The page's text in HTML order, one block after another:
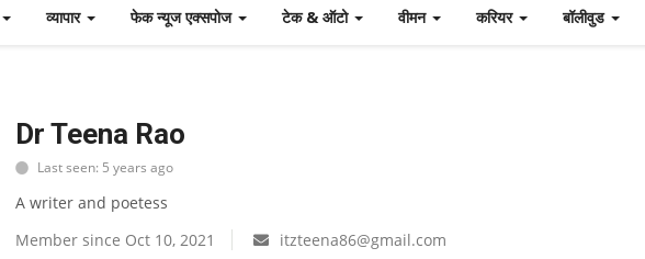
व्यापार फेक न्यूज एक्सपोज टेक & ऑटो वीमन करियर बॉलीवुड
Dr Teena Rao
Last seen: 5 years ago
A writer and poetess
Member since Oct 10, 2021
itzteena86@gmail.com